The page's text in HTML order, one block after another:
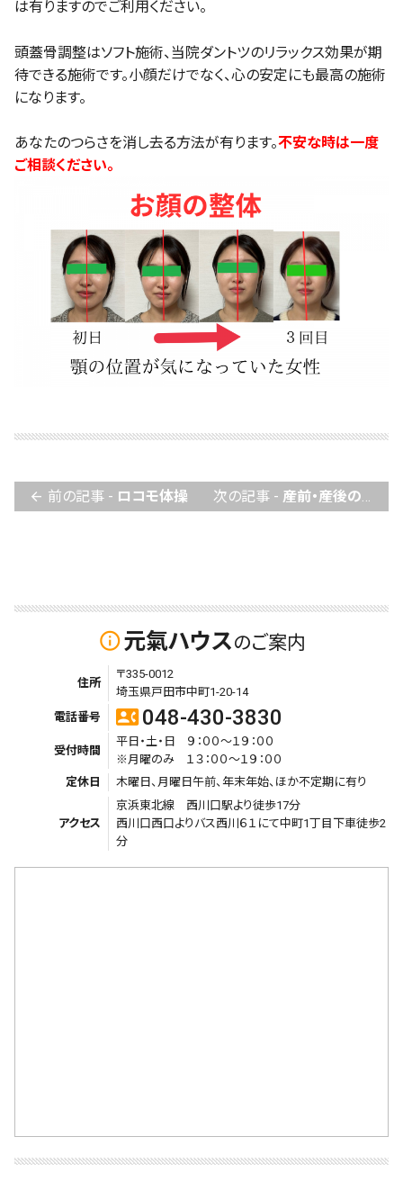
は有りますのでご利用ください。
頭蓋骨調整はソフト施術、当院ダントツのリラックス効果が期
待できる施術です。小顔だけでなく、心の安定にも最高の施術
になります。
あなたのつらさを消し去る方法が有ります。不安な時は一度
ご相談ください。
arrow_back 前の記事 - ロコモ体操 次の記事 - 産前・産後の骨盤調整（スタイルUP整体）
info_outline元氣ハウスのご案内
住所
〒335-0012
埼玉県戸田市中町1-20-14
電話番号
contact_phone 048-430-3830
受付時間
平日・土・日 ９：００～１９：００
※月曜のみ １３：００～１９：００
定休日
木曜日、月曜日午前、年末年始、ほか不定期に有り
アクセス
京浜東北線 西川口駅より徒歩17分
西川口西口よりバス西川６１にて中町1丁目下車徒歩2
分